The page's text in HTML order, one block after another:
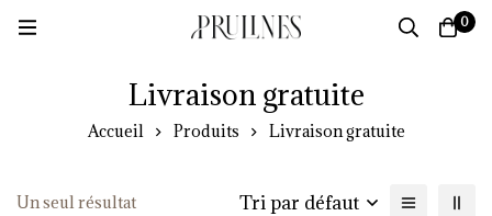
0
Livraison gratuite
Accueil Produits Livraison gratuite
Un seul résultat Tri par défaut